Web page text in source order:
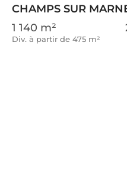
CHAMPS SUR
1 140 m²
Div. à partir de 475 m²